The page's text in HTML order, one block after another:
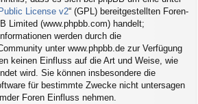
License v2“ (GPL) bereitgestellten Foren-
Limited (www.phpbb.com) handelt;
werden durch die
unter www.phpbb.de zur Verfügung
keinen Einfluss auf die Art und Weise, wie
wird. Sie können insbesondere die
für bestimmte Zwecke nicht untersagen
Foren Einfluss nehmen.